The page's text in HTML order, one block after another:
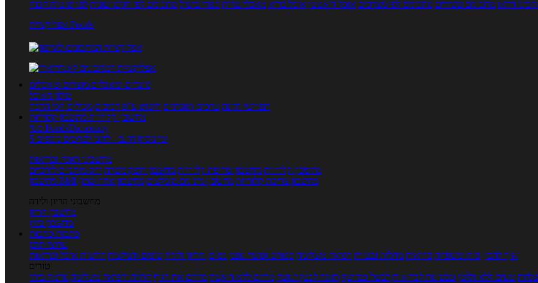
וידאו מתכונים עשירים מתכונים לפי מצרכים אוכל דיאטטי אוכל בריא מאכלי עדות ספרי בישול מתכונים לפי חגים ועונות לפי שיטות הכנה
אפליקציית Foods
מוצרים ומאכלים מוצרים ומאכלים
מילון האוכל
תפריטי תזונה ערכים תזונתיים חיפוש ע"פ רכיבים מכילים הכי הרבה
מחשבון קלוריות מחשבון קלוריות
מנוי FoodsDictionary
5 ימי ניסיון חינם - לחצו לפרטים נוספים
מחשבוני תזונה ובריאות
מחשבון קלוריות מחשבון שריפת קלוריות מחשבון דופק מטרה יחס מותניים לירכיים
מחשבון BMI
מחשבון צריכת קלוריות מחשבון מינונים מומלצים מחשבון אחוז שומן
מחשבוני הריון ולידה
מחשבון הריון
מחשבון ביוץ
כתבות כתבות
ערוצי תוכן
איך להכין בית ומשפחה בריאות מחלות ובעיות רפואה משלימה ספורט וכושר גופני נשים, הריון ולידה טיפים והמלצות חדשות אוכל ובריאות
טורים
טעים ללא גלוטן טבעונות לבריאות לבשל כמו שף תזונה לבטן רגועה מרזים ללא דיאטה מזיזים את הגוף הרזיה ורפואה משלימה גורמה ביתי